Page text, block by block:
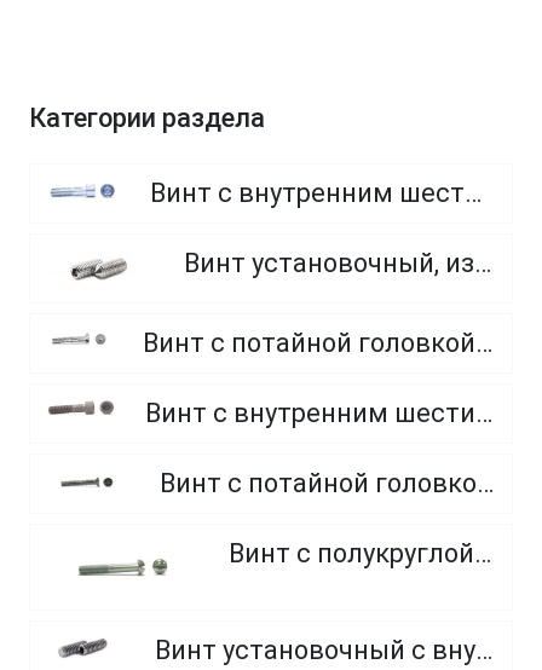
Категории раздела
Винт с внутренним шестигранником, неполная резьба, класс прочности 8.8
Винт установочный, из нержавеющей стали A2
Винт с потайной головкой и внутренним шестигранником, класс прочности 8.8 и 10.9
Винт с внутренним шестигранником, неполная резьба, класс прочности 10.9 и 12.9
Винт с потайной головкой, оцинкованный, крестообразный шлиц
Винт с полукруглой головкой
Винт установочный с внутренним шестигранником и плоским концом